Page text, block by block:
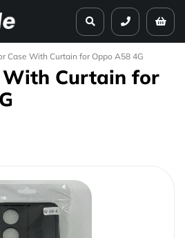
Case With Curtain for Oppo A58 4G
With Curtain for